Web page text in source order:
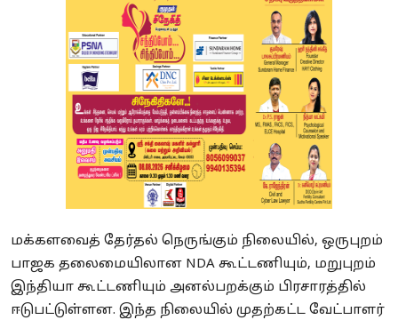
மக்களவைத் தேர்தல் நெருங்கும் நிலையில், ஒருபுறம்
பாஜக தலைமையிலான NDA கூட்டணியும், மறுபுறம்
இந்தியா கூட்டணியும் அனல்பறக்கும் பிரசாரத்தில்
ஈடுபட்டுள்ளன. இந்த நிலையில் முதற்கட்ட வேட்பாளர்